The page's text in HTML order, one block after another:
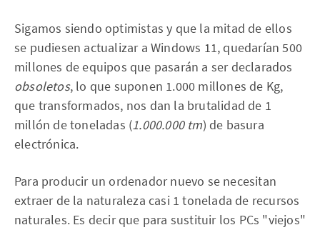
Sigamos siendo optimistas y que la mitad de ellos
se pudiesen actualizar a Windows 11, quedarían 500
millones de equipos que pasarán a ser declarados
obsoletos, lo que suponen 1.000 millones de Kg,
que transformados, nos dan la brutalidad de 1
millón de toneladas (1.000.000 tm) de basura
electrónica.
Para producir un ordenador nuevo se necesitan
extraer de la naturaleza casi 1 tonelada de recursos
naturales. Es decir que para sustituir los PCs "viejos"